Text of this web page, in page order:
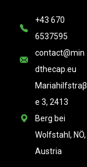
+43 670
6537595
contact@min
dthecap.eu
Mariahilfstraβ
e 3, 2413
Berg bei
Wolfstahl, NÖ,
Austria